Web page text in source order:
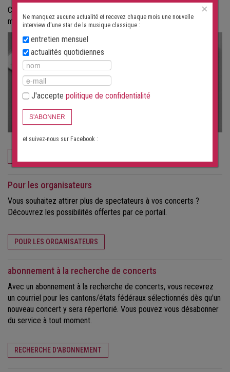
Commandez les interviews au format papier, sous forme de
magazine.
Pour les organisateurs
Vous souhaitez attirer plus de spectateurs à vos concerts ?
Découvrez les possibilités offertes par ce portail.
POUR LES ORGANISATEURS
abonnement à la recherche de concerts
Avec un abonnement à la recherche de concerts, vous recevrez
un courriel pour les cantons/états fédéraux sélectionnés dès qu'un
nouveau concert y sera répertorié. Vous pouvez vous désabonner
du service à tout moment.
RECHERCHE D'ABONNEMENT
×
Ne manquez aucune actualité et recevez chaque mois une nouvelle
interview d'une star de la musique classique :
entretien mensuel
actualités quotidiennes
J'accepte politique de confidentialité
S'ABONNER
et suivez-nous sur Facebook :